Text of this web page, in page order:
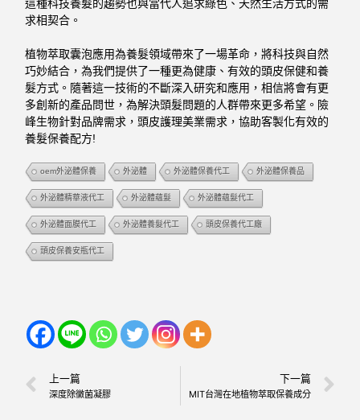
這種科技養髮的趨勢也與當代人追求綠色、天然生活方式的需
求相契合。
植物萃取囊泡應用為養髮領域帶來了一場革命，將科技與自然
巧妙結合，為我們提供了一種更為健康、有效的頭皮保健和養
髮方式。隨著這一技術的不斷深入研究和應用，相信將會有更
多創新的產品問世，為解決頭髮問題的人群帶來更多希望。險
峰生物針對品牌需求，頭皮護理美業需求，協助客製化有效的
養髮保養配方!
oem外泌體保養 外泌體 外泌體保養代工 外泌體保養品
外泌體精華液代工 外泌體蘊髮 外泌體蘊髮代工
外泌體面膜代工 外泌體養髮代工 頭皮保養代工廠
頭皮保養安瓶代工
上一篇
深度除黴菌凝膠
下一篇
MIT台灣在地植物萃取保養成分